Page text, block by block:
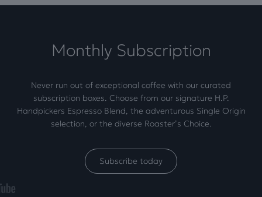
Monthly Subscription
Never run out of exceptional coffee with our curated
subscription boxes. Choose from our signature H.P.
Handpickers Espresso Blend, the adventurous Single Origin
selection, or the diverse Roaster’s Choice.
Subscribe today